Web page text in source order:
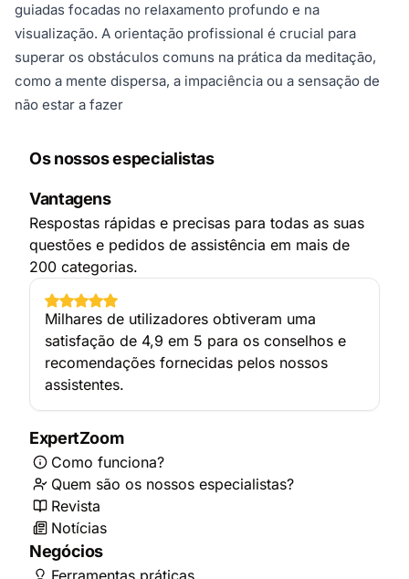
guiadas focadas no relaxamento profundo e na
visualização. A orientação profissional é crucial para
superar os obstáculos comuns na prática da meditação,
como a mente dispersa, a impaciência ou a sensação de
não estar a fazer
Os nossos especialistas
Vantagens
Respostas rápidas e precisas para todas as suas
questões e pedidos de assistência em mais de
200 categorias.
Milhares de utilizadores obtiveram uma
satisfação de 4,9 em 5 para os conselhos e
recomendações fornecidas pelos nossos
assistentes.
ExpertZoom
Como funciona?
Quem são os nossos especialistas?
Revista
Notícias
Negócios